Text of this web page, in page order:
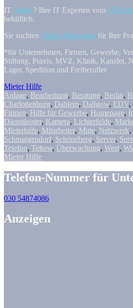
IT Ärger ? Ihre IT Experten vom IT-
behilflich.
Sie suchten Online Marketing für Ihre
*für Unternehmen, Firmen, Gewerbe,
Stiftung, Praxis, MVZ, Klinik, Kanzlei,
Lager, Spedition und Freiberufler
Mieter Hilfe
Anlage, Bearbeitung, Beratung, Berlin,
Charlottenburg, Dahlem, Dallgow, EDV,
Firmen, Hilfe für Gewerbe, Homepage,
Dienstleister, Kamera, Lichterfelde,
Mieterhilfe, Mitarbeiter, Mitte, Netzwerk,
Schmargendorf, Schöneberg, Server,
Telefon, Teltow, Überwachung, West,
Mieter Hilfe
Telefon-Nummer für
030 54874086
Anzeigen